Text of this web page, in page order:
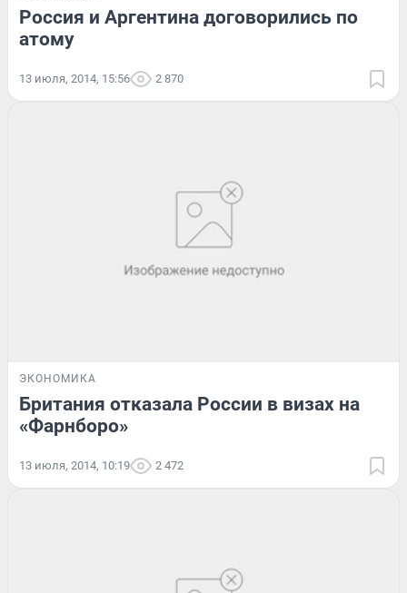
Россия и Аргентина договорились по
атому
13 июля, 2014, 15:56 2 870
ЭКОНОМИКА
Британия отказала России в визах на
«Фарнборо»
13 июля, 2014, 10:19 2 472